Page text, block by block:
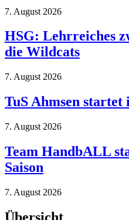
7. August 2026
HSG: Lehrreiches
die Wildcats
7. August 2026
TuS Ahmsen startet
7. August 2026
Team HandbALL
Saison
7. August 2026